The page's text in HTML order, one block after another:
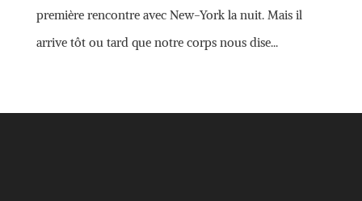
première rencontre avec New-York la nuit. Mais il
arrive tôt ou tard que notre corps nous dise...